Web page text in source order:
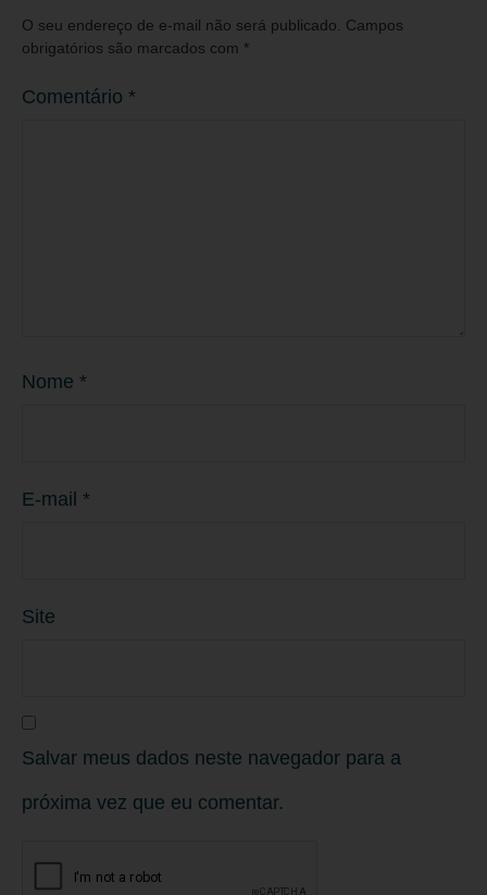
O seu endereço de e-mail não será publicado.
Campos
obrigatórios são marcados com *
Comentário *
Nome *
E-mail *
Site
Salvar meus dados neste navegador para a
próxima vez que eu comentar.